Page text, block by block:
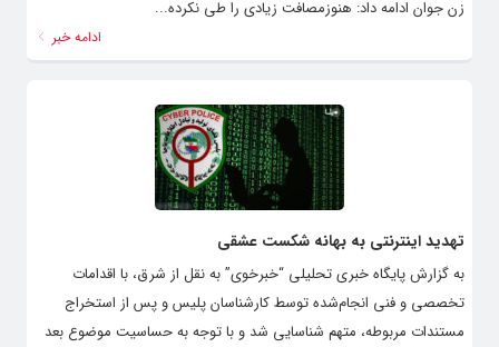
زن جوان ادامه داد: هنوزمصافت زیادی را طی نکرده...
ادامه خبر
تهدید اینترنتی به بهانه شکست عشقی
به گزارش پایگاه خبری تحلیلی “خبرخوی” به نقل از شرق، با اقدامات
تخصصی و فنی انجام‌شده توسط کارشناسان پلیس و پس از استخراج
مستندات مربوطه، متهم شناسایی شد و با توجه به حساسیت موضوع بعد